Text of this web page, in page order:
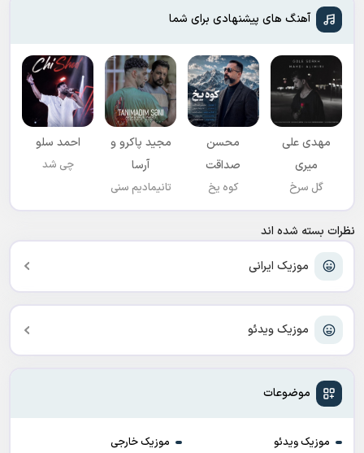
موزیک ایرانی
موزیک ویدئو
موضوعات
موزیک ویدئو موزیک خارجی
آهنگ های پیشنهادی برای شما
مهدی علی
میری
گل سرخ
محسن
صداقت
کوه یخ
مجید پاکرو و
آرسا
تانیمادیم سنی
احمد سلو
چی شد
نظرات بسته شده اند